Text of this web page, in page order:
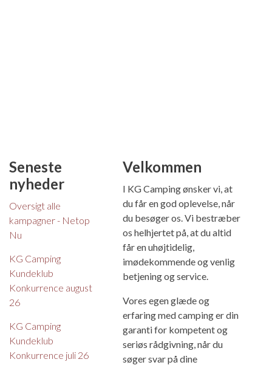
Seneste
nyheder
Oversigt alle
kampagner - Netop
Nu
KG Camping
Kundeklub
Konkurrence august
26
KG Camping
Kundeklub
Konkurrence juli 26
Velkommen
I KG Camping ønsker vi, at
du får en god oplevelse, når
du besøger os. Vi bestræber
os helhjertet på, at du altid
får en uhøjtidelig,
imødekommende og venlig
betjening og service.
Vores egen glæde og
erfaring med camping er din
garanti for kompetent og
seriøs rådgivning, når du
søger svar på dine